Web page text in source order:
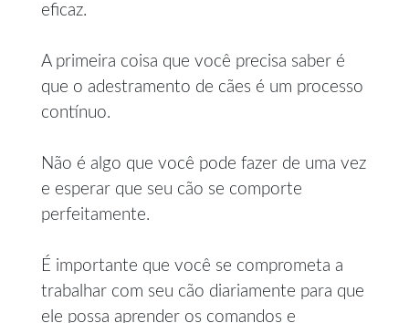
eficaz.
A primeira coisa que você precisa saber é
que o adestramento de cães é um processo
contínuo.
Não é algo que você pode fazer de uma vez
e esperar que seu cão se comporte
perfeitamente.
É importante que você se comprometa a
trabalhar com seu cão diariamente para que
ele possa aprender os comandos e